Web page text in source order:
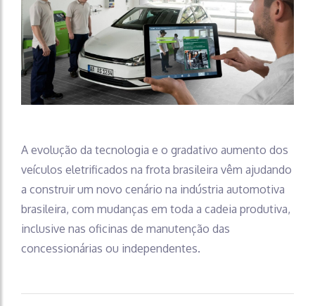
A evolução da tecnologia e o gradativo aumento dos
veículos eletrificados na frota brasileira vêm ajudando
a construir um novo cenário na indústria automotiva
brasileira, com mudanças em toda a cadeia produtiva,
inclusive nas oficinas de manutenção das
concessionárias ou independentes.